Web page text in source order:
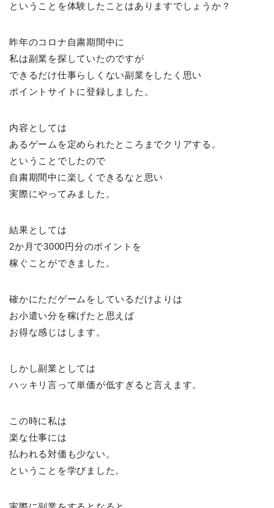
ということを体験したことはありますでしょうか？
昨年のコロナ自粛期間中に
私は副業を探していたのですが
できるだけ仕事らしくない副業をしたく思い
ポイントサイトに登録しました。
内容としては
あるゲームを定められたところまでクリアする。
ということでしたので
自粛期間中に楽しくできるなと思い
実際にやってみました。
結果としては
2か月で3000円分のポイントを
稼ぐことができました。
確かにただゲームをしているだけよりは
お小遣い分を稼げたと思えば
お得な感じはします。
しかし副業としては
ハッキリ言って単価が低すぎると言えます。
この時に私は
楽な仕事には
払われる対価も少ない。
ということを学びました。